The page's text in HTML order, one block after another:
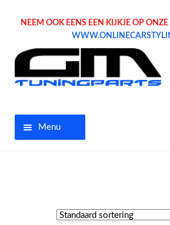
NEEM OOK EENS EEN KIJKJE OP
Menu